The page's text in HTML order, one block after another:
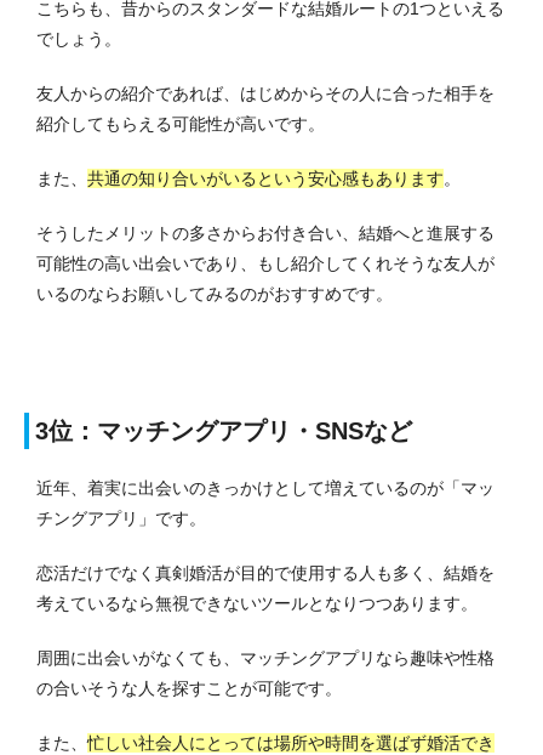
こちらも、昔からのスタンダードな結婚ルートの1つといえる
でしょう。
友人からの紹介であれば、はじめからその人に合った相手を
紹介してもらえる可能性が高いです。
また、 共通の知り合いがいるという安心感もあります。
そうしたメリットの多さからお付き合い、結婚へと進展する
可能性の高い出会いであり、もし紹介してくれそうな友人が
いるのならお願いしてみるのがおすすめです。
3位：マッチングアプリ・SNSなど
近年、着実に出会いのきっかけとして増えているのが「マッ
チングアプリ」です。
恋活だけでなく真剣婚活が目的で使用する人も多く、結婚を
考えているなら無視できないツールとなりつつあります。
周囲に出会いがなくても、マッチングアプリなら趣味や性格
の合いそうな人を探すことが可能です。
また、忙しい社会人にとっては場所や時間を選ばず婚活でき